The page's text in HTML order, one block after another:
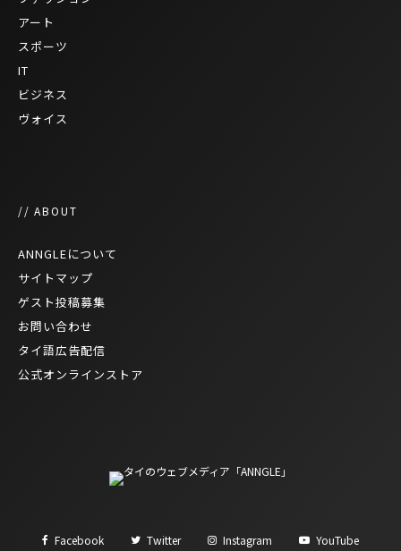
アート
スポーツ
IT
ビジネス
ヴォイス
// ABOUT
ANNGLEについて
サイトマップ
ゲスト投稿募集
お問い合わせ
タイ語広告配信
公式オンラインストア
Facebook Twitter Instagram YouTube